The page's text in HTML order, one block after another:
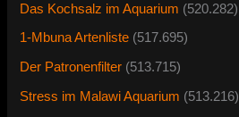
Das Kochsalz im Aquarium (520.282)
1-Mbuna Artenliste (517.695)
Der Patronenfilter (513.715)
Stress im Malawi Aquarium (513.216)